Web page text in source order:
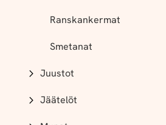
Ranskankermat
Smetanat
Juustot
Jäätelöt